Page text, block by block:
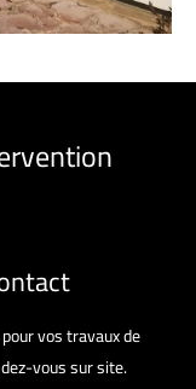
vos travaux de
vous sur site.